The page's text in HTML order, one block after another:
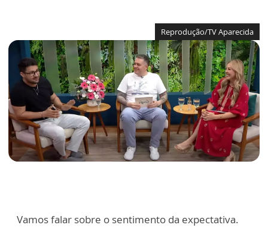
Reprodução/TV Aparecida
Vamos falar sobre o sentimento da expectativa.